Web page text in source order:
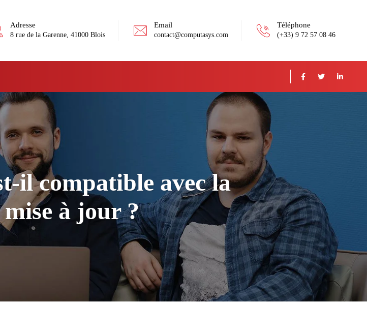
Adresse
8 rue de la Garenne, 41000 Blois
Email
contact@computasys.com
Téléphone
(+33) 9 72 57 08 46
il compatible avec la
à jour ?